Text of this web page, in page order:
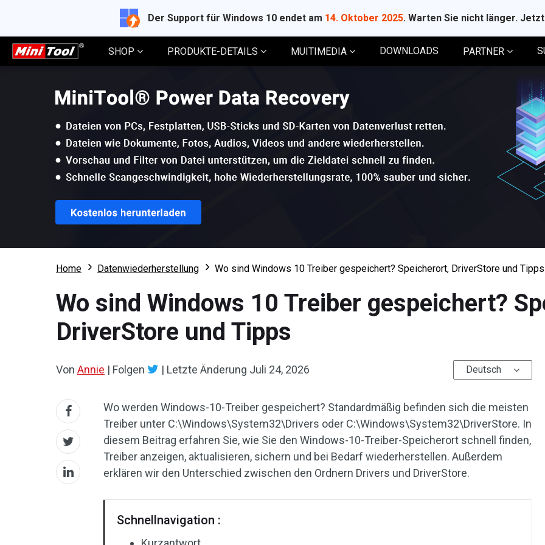
Der Support für Windows 10 endet am 14. Oktober 2025. Warten Sie nicht länger.
SHOP PRODUKTE-DETAILS MUITIMEDIA DOWNLOADS PARTNER
Home Datenwiederherstellung Wo sind Windows 10 Treiber gespeichert? Speicherort, DriverStore und Tipps
Wo sind Windows 10 Treiber gespeichert?
DriverStore und Tipps
Von Annie | Folgen | Letzte Änderung Juli 24, 2026 Deutsch
Wo werden Windows-10-Treiber gespeichert? Standardmäßig befinden sich die meisten
Treiber unter C:\Windows\System32\Drivers oder C:\Windows\System32\DriverStore. In
diesem Beitrag erfahren Sie, wie Sie den Windows-10-Treiber-Speicherort schnell finden,
Treiber anzeigen, aktualisieren, sichern und bei Bedarf wiederherstellen. Außerdem
erklären wir den Unterschied zwischen den Ordnern Drivers und DriverStore.
Schnellnavigation :